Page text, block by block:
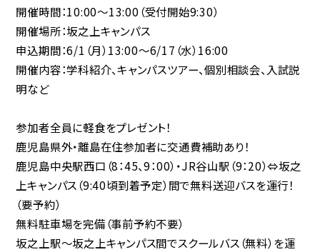
開催時間：10:00～13:00（受付開始9:30）
開催場所：坂之上キャンパス
申込期間：6/1（月）13:00～6/17（水）16:00
開催内容：学科紹介、キャンパスツアー、個別相談会、入試説
明など
参加者全員に軽食をプレゼント！
鹿児島県外・離島在住参加者に交通費補助あり！
鹿児島中央駅西口（8：45、9：00）・JR谷山駅（9：20）⇔坂之
上キャンパス（9:40頃到着予定）間で無料送迎バスを運行！
（要予約）
無料駐車場を完備（事前予約不要）
坂之上駅～坂之上キャンパス間でスクールバス（無料） を運